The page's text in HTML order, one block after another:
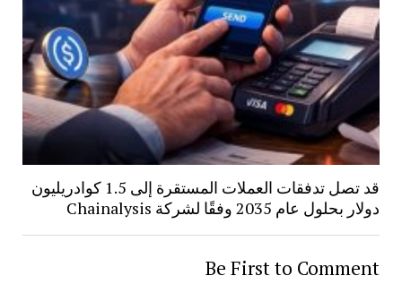
قد تصل تدفقات العملات المستقرة إلى 1.5 كوادريليون
دولار بحلول عام 2035 وفقًا لشركة Chainalysis
Be First to Comment